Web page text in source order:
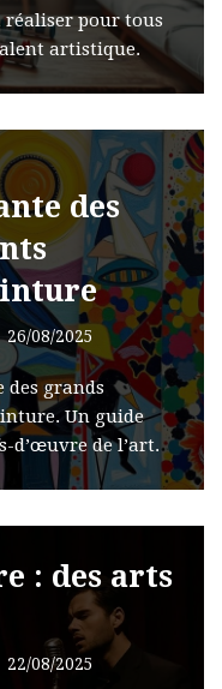
réaliser pour tous
artistique.
des
26/08/2025
des grands
Un guide
d’œuvre de l’art.
: des arts
22/08/2025